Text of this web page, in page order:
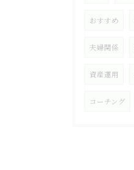
おすすめ
夫婦関係
資産運用
コーチング